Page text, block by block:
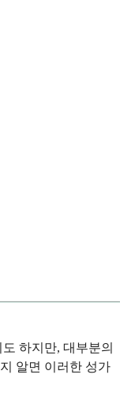
하지만, 대부분의
알면 이러한 성가